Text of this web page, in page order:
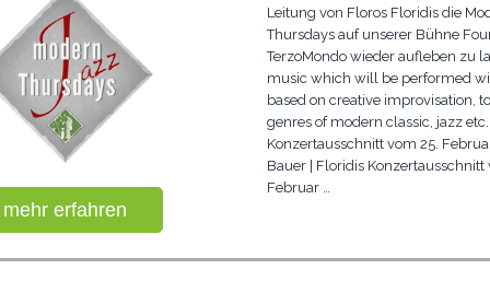
mehr erfahren
Leitung von Floros Floridis die
Thursdays auf unserer Bühne
TerzoMondo wieder aufleben zu
music which will be performed
based on creative improvisation,
genres of modern classic, jazz etc.
Konzertausschnitt vom 25.
Bauer | Floridis Konzertausschnitt
Februar …